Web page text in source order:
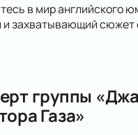
в мир английского
и захватывающий сюжет
группы
Газа»